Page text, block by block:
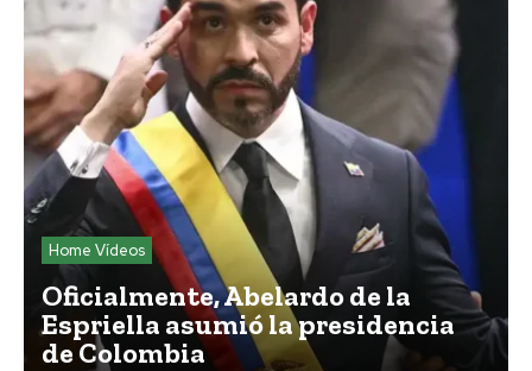
Home Vídeos
Oficialmente, Abelardo de la
Espriella asumió la presidencia
de Colombia